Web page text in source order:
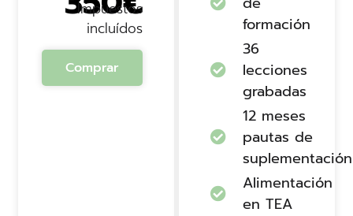
Impuestos
incluídos
Comprar
formación
36
lecciones
grabadas
12 meses
pautas de
suplementación
Alimentación
en TEA